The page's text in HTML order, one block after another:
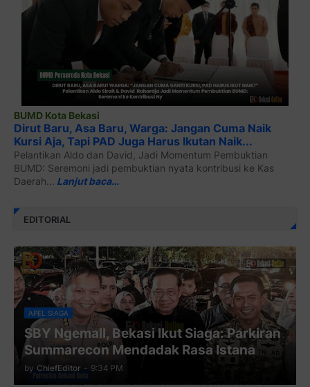
BUMD Kota Bekasi
Dirut Baru, Asa Baru, Warga: Jangan Cuma Naik
Kursi Aja, Tapi PAD Juga Harus Ikutan Naik...
Pelantikan Aldo dan David, Jadi Momentum Pembuktian
BUMD: Seremoni jadi pembuktian nyata kontribusi ke Kas
Daerah... Lanjut baca…
EDITORIAL
APEL SIAGA
SBY Ngemall, Bekasi Ikut Siaga: Parkiran
Summarecon Mendadak Rasa Istana
by ChiefEditor - 9:34 PM